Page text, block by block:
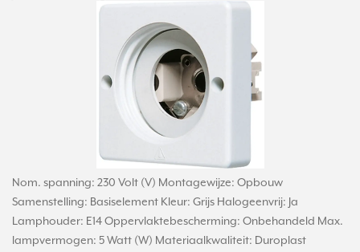
Nom. spanning: 230 Volt (V) Montagewijze: Opbouw
Samenstelling: Basiselement Kleur: Grijs Halogeenvrij: Ja
Lamphouder: E14 Oppervlaktebescherming: Onbehandeld Max.
lampvermogen: 5 Watt (W) Materiaalkwaliteit: Duroplast